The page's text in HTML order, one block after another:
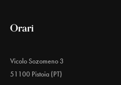
Orari
Vicolo Sozomeno 3
51100 Pistoia (PT)